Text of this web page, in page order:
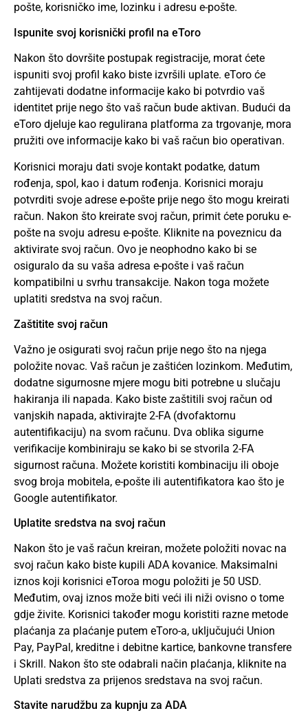
pošte, korisničko ime, lozinku i adresu e-pošte.
Ispunite svoj korisnički profil na eToro
Nakon što dovršite postupak registracije, morat ćete
ispuniti svoj profil kako biste izvršili uplate. eToro će
zahtijevati dodatne informacije kako bi potvrdio vaš
identitet prije nego što vaš račun bude aktivan. Budući da
eToro djeluje kao regulirana platforma za trgovanje, mora
pružiti ove informacije kako bi vaš račun bio operativan.
Korisnici moraju dati svoje kontakt podatke, datum
rođenja, spol, kao i datum rođenja. Korisnici moraju
potvrditi svoje adrese e-pošte prije nego što mogu kreirati
račun. Nakon što kreirate svoj račun, primit ćete poruku e-
pošte na svoju adresu e-pošte. Kliknite na poveznicu da
aktivirate svoj račun. Ovo je neophodno kako bi se
osiguralo da su vaša adresa e-pošte i vaš račun
kompatibilni u svrhu transakcije. Nakon toga možete
uplatiti sredstva na svoj račun.
Zaštitite svoj račun
Važno je osigurati svoj račun prije nego što na njega
položite novac. Vaš račun je zaštićen lozinkom. Međutim,
dodatne sigurnosne mjere mogu biti potrebne u slučaju
hakiranja ili napada. Kako biste zaštitili svoj račun od
vanjskih napada, aktivirajte 2-FA (dvofaktornu
autentifikaciju) na svom računu. Dva oblika sigurne
verifikacije kombiniraju se kako bi se stvorila 2-FA
sigurnost računa. Možete koristiti kombinaciju ili oboje
svog broja mobitela, e-pošte ili autentifikatora kao što je
Google autentifikator.
Uplatite sredstva na svoj račun
Nakon što je vaš račun kreiran, možete položiti novac na
svoj račun kako biste kupili ADA kovanice. Maksimalni
iznos koji korisnici eToroa mogu položiti je 50 USD.
Međutim, ovaj iznos može biti veći ili niži ovisno o tome
gdje živite. Korisnici također mogu koristiti razne metode
plaćanja za plaćanje putem eToro-a, uključujući Union
Pay, PayPal, kreditne i debitne kartice, bankovne transfere
i Skrill. Nakon što ste odabrali način plaćanja, kliknite na
Uplati sredstva za prijenos sredstava na svoj račun.
Stavite narudžbu za kupnju za ADA